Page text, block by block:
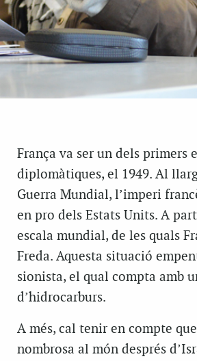
França va ser un dels
diplomàtiques, el 1949. Al
Guerra Mundial, l’imperi
en pro dels Estats Units. A
escala mundial, de les quals
Freda. Aquesta situació
sionista, el qual compta amb
d’hidrocarburs.
A més, cal tenir en compte
nombrosa al món després